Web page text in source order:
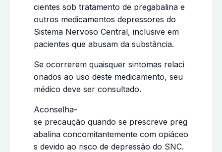
cientes sob tratamento de pregabalina e
outros medicamentos depressores do
Sistema Nervoso Central, inclusive em
pacientes que abusam da substância.
Se ocorrerem quaisquer sintomas relaci
onados ao uso deste medicamento, seu
médico deve ser consultado.
Aconselha-
se precaução quando se prescreve preg
abalina concomitantemente com opiáceo
s devido ao risco de depressão do SNC.